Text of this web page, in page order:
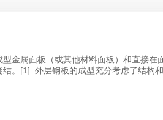
金属面板（或其他材料面板）和直接
。[1] 外层钢板的成型充分考虑了结构